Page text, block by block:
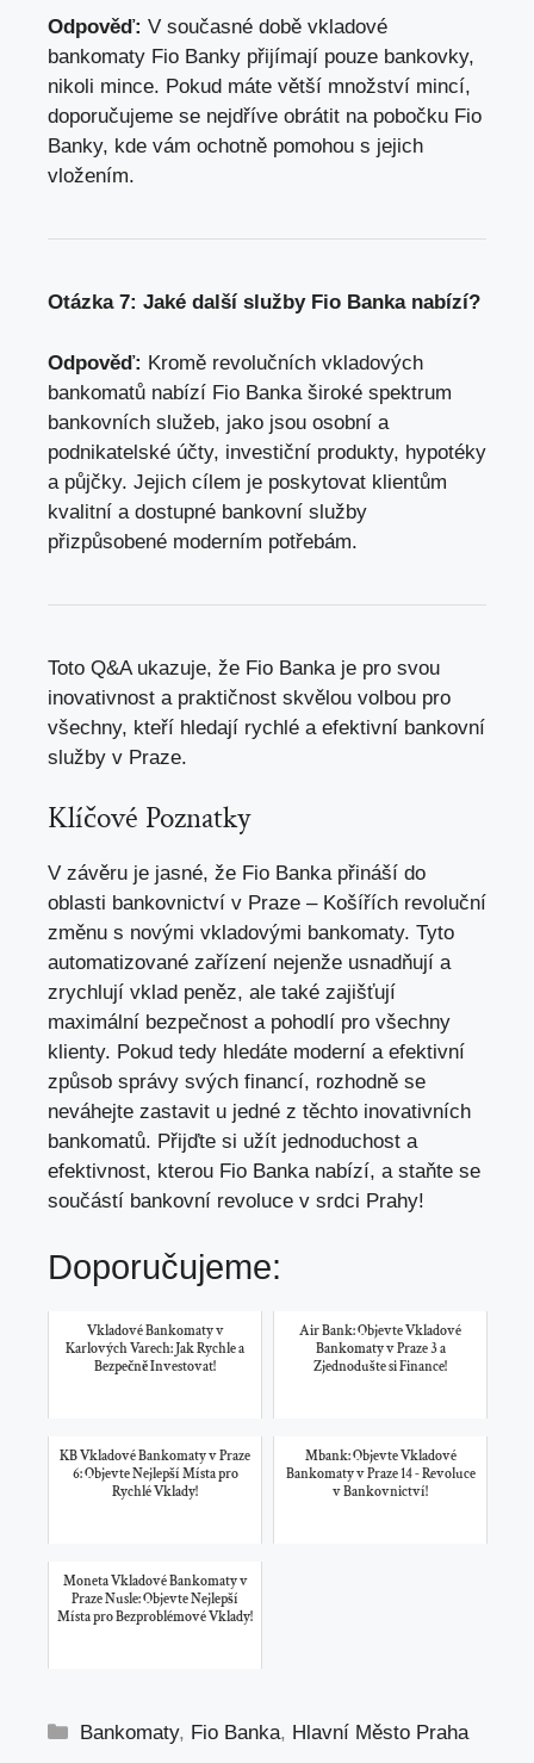
Odpověď: V současné době vkladové
bankomaty Fio Banky​ přijímají pouze bankovky,
nikoli mince. Pokud máte větší ⁣množství mincí,
doporučujeme se nejdříve obrátit na pobočku Fio
Banky, kde‍ vám ochotně pomohou s jejich‌
vložením.
Otázka 7: Jaké další služby Fio Banka nabízí?
Odpověď: Kromě revolučních vkladových
bankomatů nabízí Fio Banka široké spektrum
bankovních služeb, jako‌ jsou ⁢osobní a
podnikatelské účty, ‍investiční produkty, hypotéky
a půjčky. Jejich cílem je poskytovat klientům
kvalitní a dostupné bankovní⁢ služby
přizpůsobené⁤ moderním ‌potřebám.
Toto Q&A ukazuje, že Fio Banka je ⁤pro svou
inovativnost a praktičnost ⁢skvělou volbou pro
všechny, kteří hledají rychlé a efektivní bankovní
služby v Praze.
Klíčové Poznatky
V závěru je jasné, že Fio Banka ⁢přináší do
oblasti bankovnictví v Praze – Košířích revoluční
změnu‌ s novými vkladovými bankomaty. Tyto
automatizované zařízení nejenže usnadňují a
zrychlují vklad peněz, ale také ‍zajišťují⁢
maximální bezpečnost a pohodlí pro všechny
klienty. Pokud tedy hledáte⁢ moderní a efektivní
způsob správy svých financí, rozhodně se
neváhejte zastavit u jedné z těchto‌ inovativních
⁣bankomatů. Přijďte si užít jednoduchost a
efektivnost, kterou Fio Banka nabízí, a staňte se
součástí bankovní revoluce v‍ srdci Prahy!
Doporučujeme:
Vkladové Bankomaty v
Karlových Varech: Jak Rychle a
Bezpečně Investovat!
Air Bank: Objevte Vkladové
Bankomaty v Praze 3 a
Zjednodušte si Finance!
KB Vkladové Bankomaty v Praze
6: Objevte Nejlepší Místa pro
Rychlé Vklady!
Mbank: Objevte Vkladové
Bankomaty v Praze 14 - Revoluce
v Bankovnictví!
Moneta Vkladové Bankomaty v
Praze Nusle: Objevte Nejlepší
Místa pro Bezproblémové Vklady!
Rubriky
Bankomaty, Fio Banka, Hlavní Město Praha